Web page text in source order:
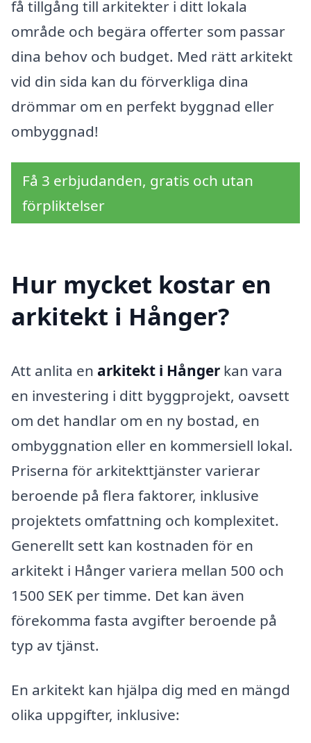
få tillgång till arkitekter i ditt lokala
område och begära offerter som passar
dina behov och budget. Med rätt arkitekt
vid din sida kan du förverkliga dina
drömmar om en perfekt byggnad eller
ombyggnad!
Få 3 erbjudanden, gratis och utan
förpliktelser
Hur mycket kostar en
arkitekt i Hånger?
Att anlita en arkitekt i Hånger kan vara
en investering i ditt byggprojekt, oavsett
om det handlar om en ny bostad, en
ombyggnation eller en kommersiell lokal.
Priserna för arkitekttjänster varierar
beroende på flera faktorer, inklusive
projektets omfattning och komplexitet.
Generellt sett kan kostnaden för en
arkitekt i Hånger variera mellan 500 och
1500 SEK per timme. Det kan även
förekomma fasta avgifter beroende på
typ av tjänst.
En arkitekt kan hjälpa dig med en mängd
olika uppgifter, inklusive: